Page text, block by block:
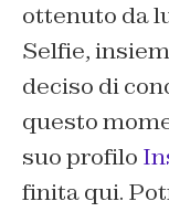
ottenuto da
Selfie,
deciso di
questo
suo profilo
finita qui.